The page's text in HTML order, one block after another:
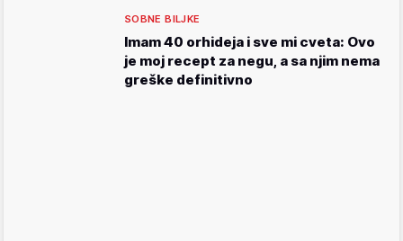
SOBNE BILJKE
Imam 40 orhideja i sve mi cveta: Ovo
je moj recept za negu, a sa njim nema
greške definitivno